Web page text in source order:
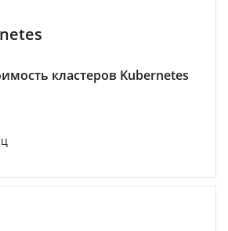
кластеров Kubernetes